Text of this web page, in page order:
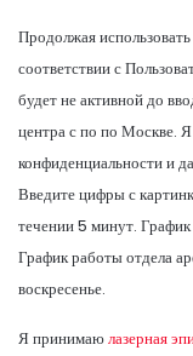
Продолжая
соответствии с
будет не активной до
центра с по по Москве.
конфиденциальности и
Введите цифры с
течении 5 минут.
График работы отдела
воскресенье.
Я принимаюлазерная